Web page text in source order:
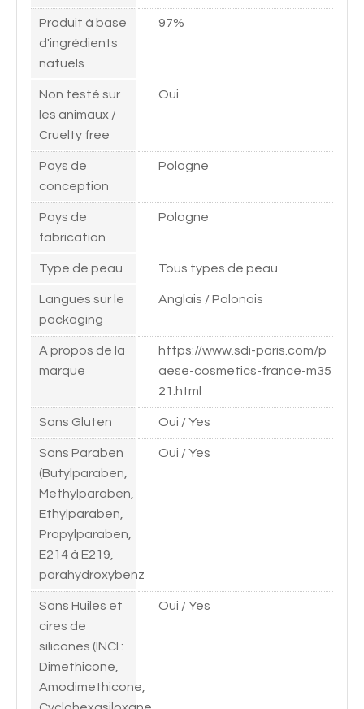
Produit à base
d'ingrédients
natuels
97%
Non testé sur
les animaux /
Cruelty free
Oui
Pays de
conception
Pologne
Pays de
fabrication
Pologne
Type de peau Tous types de peau
Langues sur le
packaging
Anglais / Polonais
A propos de la
marque
https://www.sdi-paris.com/p
aese-cosmetics-france-m35
21.html
Sans Gluten Oui / Yes
Sans Paraben
(Butylparaben,
Methylparaben,
Ethylparaben,
Propylparaben,
E214 à E219,
parahydroxybenz
Oui / Yes
Sans Huiles et
cires de
silicones (INCI :
Dimethicone,
Amodimethicone,
Oui / Yes